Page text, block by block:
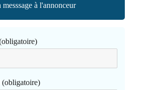
à l'annonceur
(obligatoire)